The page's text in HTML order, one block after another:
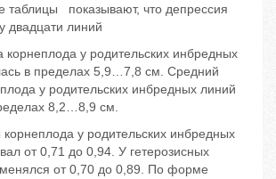
таблицы показывают, что депрессия
двадцати линий
у родительских инбредных
в пределах 5,9…7,8 см. Средний
у родительских инбредных линий
8,2…8,9 см.
у родительских инбредных
от 0,71 до 0,94. У гетерозисных
от 0,70 до 0,89. По форме